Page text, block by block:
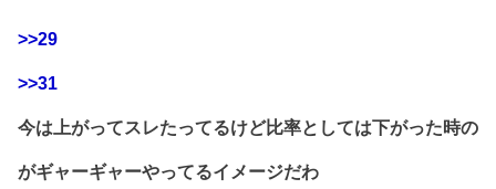
>>29
>>31
今は上がってスレたってるけど比率としては下がった時の
がギャーギャーやってるイメージだわ